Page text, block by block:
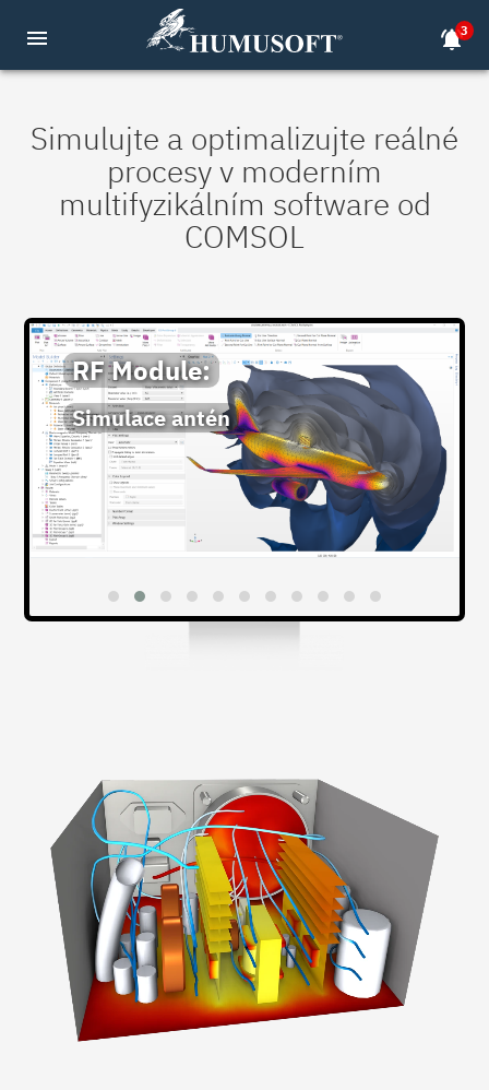
menu notifications_active3
Simulujte a optimalizujte reálné
procesy v moderním
multifyzikálním software od
COMSOL
RF Module:
Simulace antén